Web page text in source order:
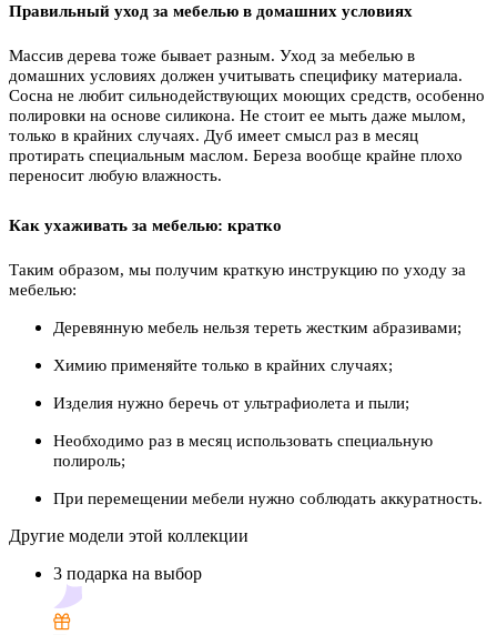
Правильный уход за мебелью в домашних условиях
Массив дерева тоже бывает разным. Уход за мебелью в
домашних условиях должен учитывать специфику материала.
Сосна не любит сильнодействующих моющих средств, особенно
полировки на основе силикона. Не стоит ее мыть даже мылом,
только в крайних случаях. Дуб имеет смысл раз в месяц
протирать специальным маслом. Береза вообще крайне плохо
переносит любую влажность.
Как ухаживать за мебелью: кратко
Таким образом, мы получим краткую инструкцию по уходу за
мебелью:
Деревянную мебель нельзя тереть жестким абразивами;
Химию применяйте только в крайних случаях;
Изделия нужно беречь от ультрафиолета и пыли;
Необходимо раз в месяц использовать специальную
полироль;
При перемещении мебели нужно соблюдать аккуратность.
Другие модели этой коллекции
3 подарка на выбор